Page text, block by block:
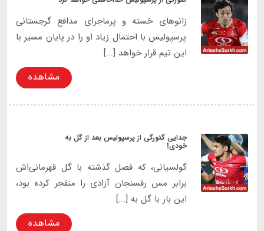
زانوهای خسته و پرماجرای مدافع گرجستانی
پرسپولیس با احتمال زیاد او را در پایان مسیر با
این تیم قرار خواهد [...]
مشاهده
جدایی گئورگی از پرسپولیس بعد از گل به
خودی!
گولسیانی، که فصل گذشته با گل قهرمانی‌اش
برابر مس رفسنجان آزادی را منفجر کرده بود،
این بار با گل به [...]
مشاهده